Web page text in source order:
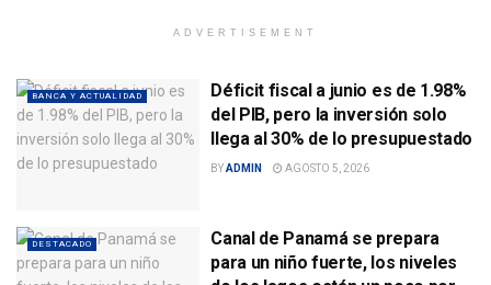
ADVERTISEMENT
BANCA Y ACTUALIDAD
Déficit fiscal a junio es de 1.98%
del PIB, pero la inversión solo
llega al 30% de lo presupuestado
BYADMIN AGOSTO 5, 2026
DESTACADO
Canal de Panamá se prepara
para un niño fuerte, los niveles